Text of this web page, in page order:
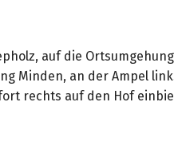
auf die
Minden, an der Ampel
rechts auf den Hof